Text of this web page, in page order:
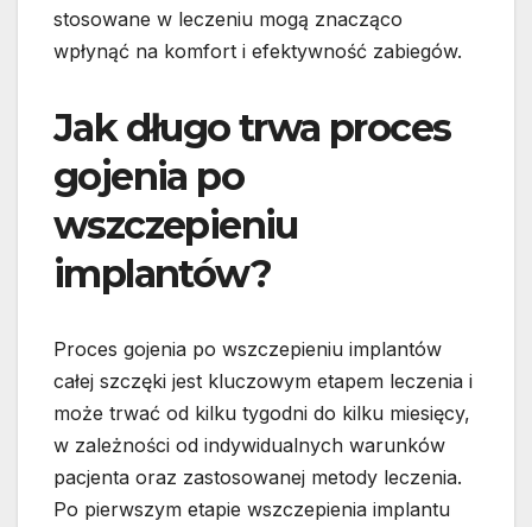
stosowane w leczeniu mogą znacząco
wpłynąć na komfort i efektywność zabiegów.
Jak długo trwa proces
gojenia po
wszczepieniu
implantów?
Proces gojenia po wszczepieniu implantów
całej szczęki jest kluczowym etapem leczenia i
może trwać od kilku tygodni do kilku miesięcy,
w zależności od indywidualnych warunków
pacjenta oraz zastosowanej metody leczenia.
Po pierwszym etapie wszczepienia implantu